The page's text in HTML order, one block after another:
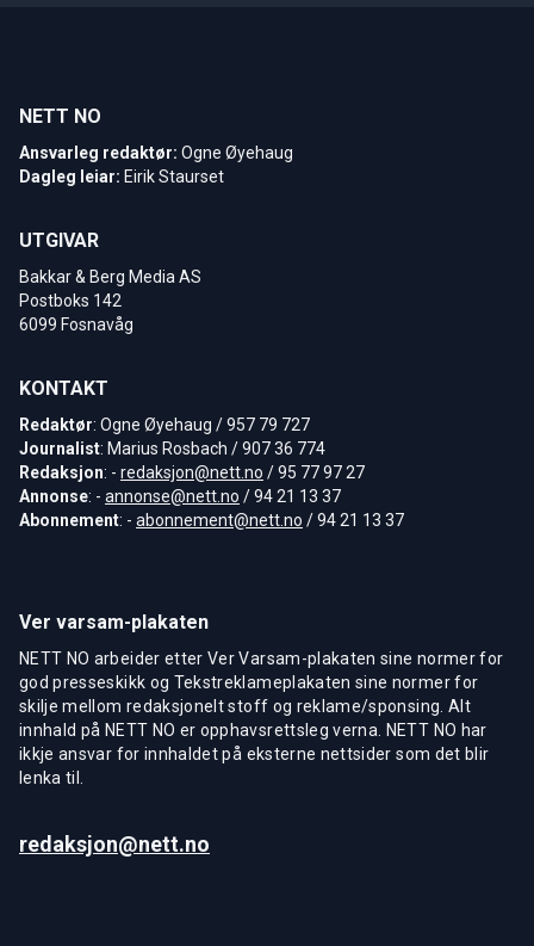
NETT NO
Ansvarleg redaktør: Ogne Øyehaug
Dagleg leiar: Eirik Staurset
UTGIVAR
Bakkar & Berg Media AS
Postboks 142
6099 Fosnavåg
KONTAKT
Redaktør: Ogne Øyehaug / 957 79 727
Journalist: Marius Rosbach / 907 36 774
Redaksjon: - redaksjon@nett.no / 95 77 97 27
Annonse: - annonse@nett.no / 94 21 13 37
Abonnement: - abonnement@nett.no / 94 21 13 37
Ver varsam-plakaten
NETT NO arbeider etter Ver Varsam-plakaten sine normer for
god presseskikk og Tekstreklameplakaten sine normer for
skilje mellom redaksjonelt stoff og reklame/sponsing. Alt
innhald på NETT NO er opphavsrettsleg verna. NETT NO har
ikkje ansvar for innhaldet på eksterne nettsider som det blir
lenka til.
redaksjon@nett.no